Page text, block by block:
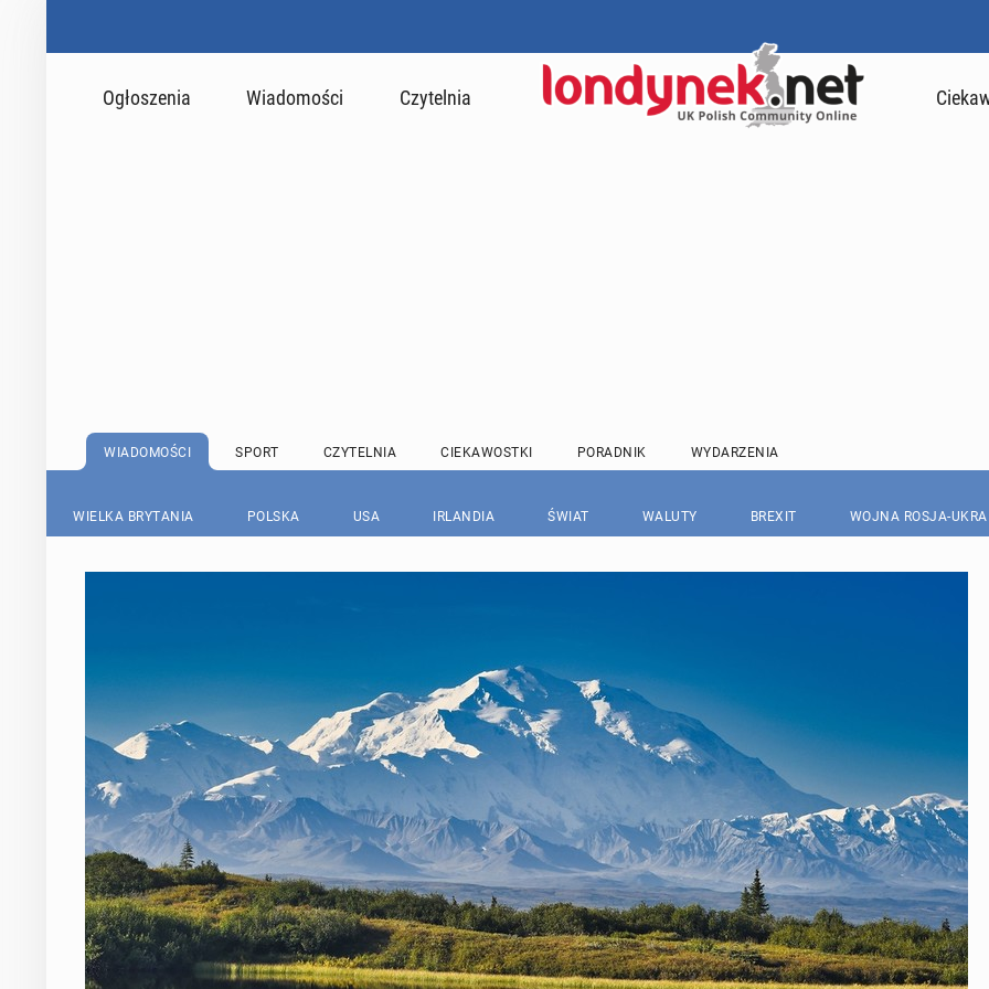
Ogłoszenia Wiadomości Czytelnia
WIADOMOŚCI SPORT CZYTELNIA CIEKAWOSTKI PORADNIK WYDARZENIA
WIELKA BRYTANIA POLSKA USA IRLANDIA ŚWIAT WALUTY BREXIT WOJNA ROSJA-